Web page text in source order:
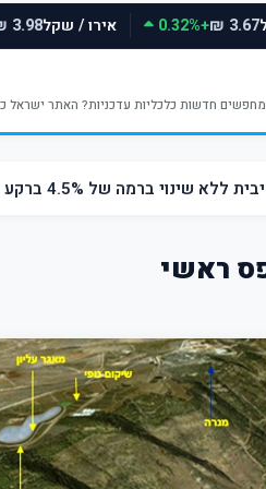
3.67 ₪
+0.32% אירו / שקל3.98 ₪
של 4.5% ברקע הלחצים האינפלציוניים.
ראשי